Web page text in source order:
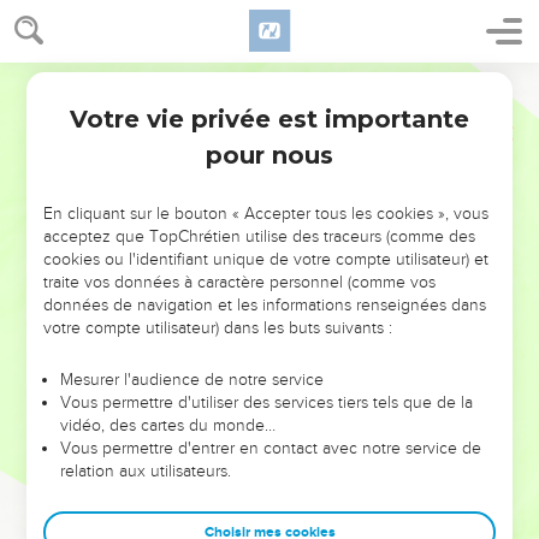
NE MANQUEZ PAS L’ÉVÉNEMENT
DE L’ANNÉE !
ET SI LEURS ERREURS POUVAIENT VOUS ÉVITER LES
VOTRES ?
leur foi ou leur vision. Mais on voit moins les doutes, les erreurs
et les saisons difficiles qu'ils ont traversés, alors même que ce
sont elles qui les ont façonnés.
Dans cette conférence, leaders, entrepreneurs, et responsables
clés pour avancer avec plus de sagesse afin que leurs erreurs
Votre vie privée est importante
pour nous
En cliquant sur le bouton « Accepter tous les cookies », vous
acceptez que TopChrétien utilise des traceurs (comme des
cookies ou l'identifiant unique de votre compte utilisateur) et
traite vos données à caractère personnel (comme vos
données de navigation et les informations renseignées dans
votre compte utilisateur) dans les buts suivants :
Mesurer l'audience de notre service
Vous permettre d'utiliser des services tiers tels que de la
vidéo, des cartes du monde…
Vous permettre d'entrer en contact avec notre service de
relation aux utilisateurs.
Choisir mes cookies